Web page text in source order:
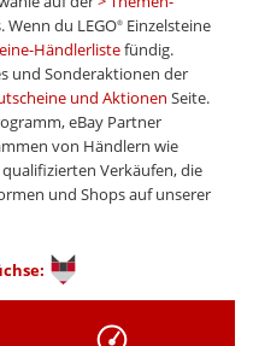
Wenn du LEGO® Einzelsteine
Händlerlistefündig.
und Sonderaktionen der
und Aktionen Seite.
eBay Partner
von Händlern wie
Verkäufen, die
und Shops auf unserer